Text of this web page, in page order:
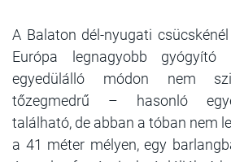
A Balaton dél-nyugati
Európa legnagyobb
egyedülálló módon nem
tőzegmedrű – hasonló
található, de abban a tóban nem
a 41 méter mélyen, egy